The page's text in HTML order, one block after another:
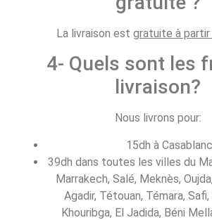
La livraison est gratuite à partir
4- Quels sont les
livraison?
Nous livrons pour:
15dh à
39dh dans toutes les villes du
Marrakech, Salé, Meknès,
Agadir, Tétouan, Témara,
Khouribga, El Jadida, Béni